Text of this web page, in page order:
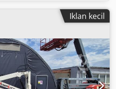
Iklan kecil